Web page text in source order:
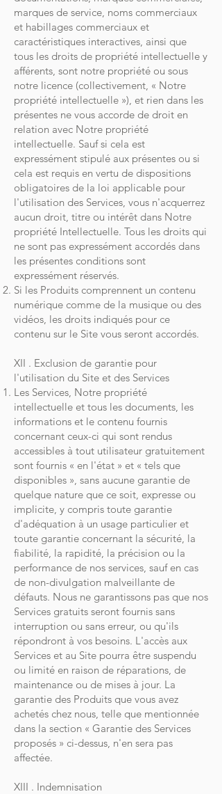
marques de service, noms commerciaux
et habillages commerciaux et
caractéristiques interactives, ainsi que
tous les droits de propriété intellectuelle y
afférents, sont notre propriété ou sous
notre licence (collectivement, « Notre
propriété intellectuelle »), et rien dans les
présentes ne vous accorde de droit en
relation avec Notre propriété
intellectuelle. Sauf si cela est
expressément stipulé aux présentes ou si
cela est requis en vertu de dispositions
obligatoires de la loi applicable pour
l'utilisation des Services, vous n'acquerrez
aucun droit, titre ou intérêt dans Notre
propriété Intellectuelle. Tous les droits qui
ne sont pas expressément accordés dans
les présentes conditions sont
expressément réservés.
Si les Produits comprennent un contenu
numérique comme de la musique ou des
vidéos, les droits indiqués pour ce
contenu sur le Site vous seront accordés.
XII . Exclusion de garantie pour
l'utilisation du Site et des Services
Les Services, Notre propriété
intellectuelle et tous les documents, les
informations et le contenu fournis
concernant ceux-ci qui sont rendus
accessibles à tout utilisateur gratuitement
sont fournis « en l'état » et « tels que
disponibles », sans aucune garantie de
quelque nature que ce soit, expresse ou
implicite, y compris toute garantie
d'adéquation à un usage particulier et
toute garantie concernant la sécurité, la
fiabilité, la rapidité, la précision ou la
performance de nos services, sauf en cas
de non-divulgation malveillante de
défauts. Nous ne garantissons pas que nos
Services gratuits seront fournis sans
interruption ou sans erreur, ou qu'ils
répondront à vos besoins. L'accès aux
Services et au Site pourra être suspendu
ou limité en raison de réparations, de
maintenance ou de mises à jour. La
garantie des Produits que vous avez
achetés chez nous, telle que mentionnée
dans la section « Garantie des Services
proposés » ci-dessus, n'en sera pas
affectée.
XIII . Indemnisation